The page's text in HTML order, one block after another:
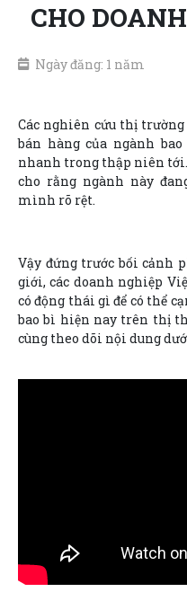
CHO
Ngày đăng: 1 năm
Các nghiên cứu thị trường
bán hàng của ngành
nhanh trong thập niên
cho rằng ngành này
mình rõ rệt.
Vậy đứng trước bối cảnh
giới, các doanh nghiệp
có động thái gì để có thể
bao bì hiện nay trên thị
cùng theo dõi nội dung